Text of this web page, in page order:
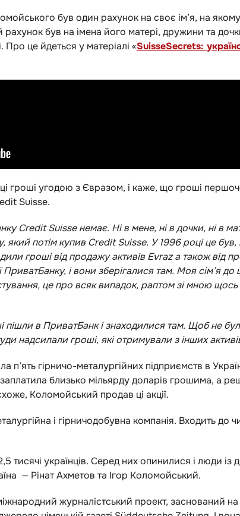
був один рахунок на своє ім’я, на
був на імена його матері, дружини та
це йдеться у матеріалі «SuisseSecrets:
гроші угодою з Євразом, і каже, що гроші
Suisse.
Credit Suisse немає. Ні в мене, ні в дочки, ні в
який потім купив Credit Suisse. У 1996 році це
гроші від продажу активів Evraz а також від
ПриватБанку, і вони зберігалися там. Моя сім’я
це про всяк випадок, раптом зі мною щось
пішли в ПриватБанк і знаходилися там. Щоб не
надсилали гроші, які отримували з інших
п’ять гірничо-металургійних підприємств в
близько мільярду доларів грошима, а
Коломойський продав ці акції.
і гірничодобувна компанія. Входить до
тисячі українців. Серед них опинилися і люди із
— Рінат Ахметов та Ігор Коломойський.
журналістський проект, заснований на